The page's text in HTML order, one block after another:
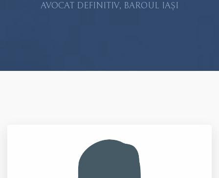
AVOCAT DEFINITIV, BAROUL IAȘI